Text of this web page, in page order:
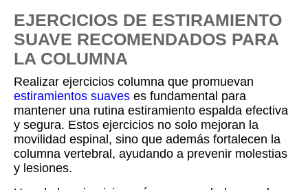
EJERCICIOS DE ESTIRAMIENTO
SUAVE RECOMENDADOS PARA
LA COLUMNA
Realizar ejercicios columna que promuevan
estiramientos suaves es fundamental para
mantener una rutina estiramiento espalda efectiva
y segura. Estos ejercicios no solo mejoran la
movilidad espinal, sino que además fortalecen la
columna vertebral, ayudando a prevenir molestias
y lesiones.